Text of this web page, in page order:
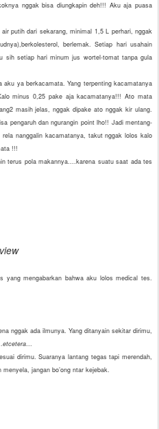
nggak bisa diungkapin deh!!! Aku aja puasa
putih dari sekarang, minimal 1,5 L perhari, nggak
berlemak. Setiap hari usahain
sih setiap hari minum jus wortel-tomat tanpa gula
ya berkacamata. Yang terpenting kacamatanya
minus 0,25 pake aja kacamatanya!!! Ato mata
masih jelas, nggak dipake ato nggak kir ulang.
pengaruh dan ngurangin point lho!! Jadi mentang-
nanggalin kacamatanya, takut nggak lolos kalo
!!!
terus pola makannya....karena suatu saat ada tes
mengabarkan bahwa aku lolos medical tes.
nggak ada ilmunya. Yang ditanyain sekitar dirimu,
etcetera...
dirimu. Suaranya lantang tegas tapi merendah,
jangan bo’ong ntar kejebak.